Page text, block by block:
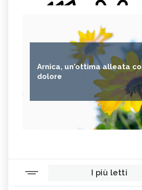
Arnica, un'ottima alleata
dolore
I più letti